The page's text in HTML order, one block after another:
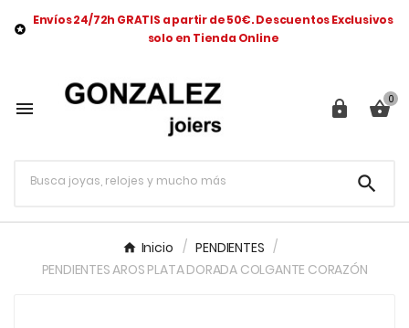

Envíos 24/72h GRATIS a partir de 50€. Descuentos Exclusivos
solo en Tienda Online
  0

Inicio
PENDIENTES
PENDIENTES AROS PLATA DORADA COLGANTE CORAZÓN